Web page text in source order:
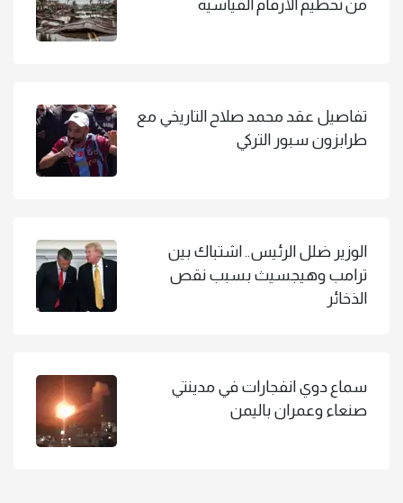
من تحطيم الأرقام القياسية
تفاصيل عقد محمد صلاح التاريخي مع
طرابزون سبور التركي
الوزير ضلل الرئيس.. اشتباك بين
ترامب وهيجسيث بسبب نقص
الذخائر
سماع دوي انفجارات في مدينتي
صنعاء وعمران باليمن